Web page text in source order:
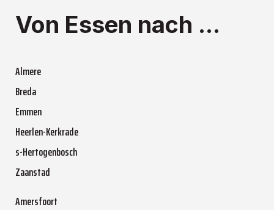
Von Essen nach ...
Almere
Breda
Emmen
Heerlen-Kerkrade
s-Hertogenbosch
Zaanstad
Amersfoort